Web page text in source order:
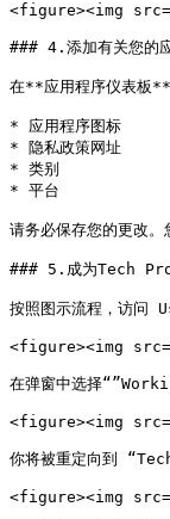
<figure><img
### 4.添加有关您
在**应用程序仪表板
* 应用程序图标
* 隐私政策网址
* 类别
* 平台
请务必保存您的更改。
### 5.成为Tech
按照图示流程，访
<figure><img
在弹窗中选择
<figure><img
你将被重定向到
<figure><img